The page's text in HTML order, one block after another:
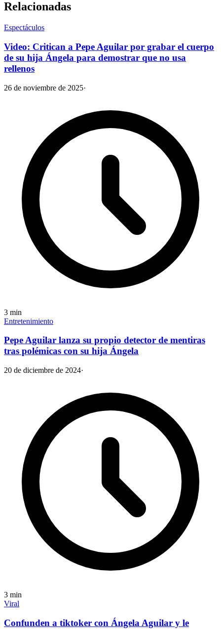
Relacionadas
Espectáculos
Video: Critican a Pepe Aguilar por grabar el cuerpo
de su hija Ángela para demostrar que no usa
rellenos
26 de noviembre de 2025·
3 min
Entretenimiento
Pepe Aguilar lanza su propio detector de mentiras
tras polémicas con su hija Ángela
20 de diciembre de 2024·
3 min
Viral
Confunden a tiktoker con Ángela Aguilar y le